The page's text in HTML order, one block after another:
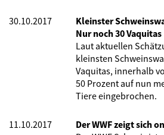
30.10.2017
Kleinster
Nur noch 30 Vaquitas
Laut aktuellen
kleinsten
Vaquitas, innerhalb
50 Prozent auf nun
Tiere eingebrochen.
11.10.2017
Der WWF zeigt sich